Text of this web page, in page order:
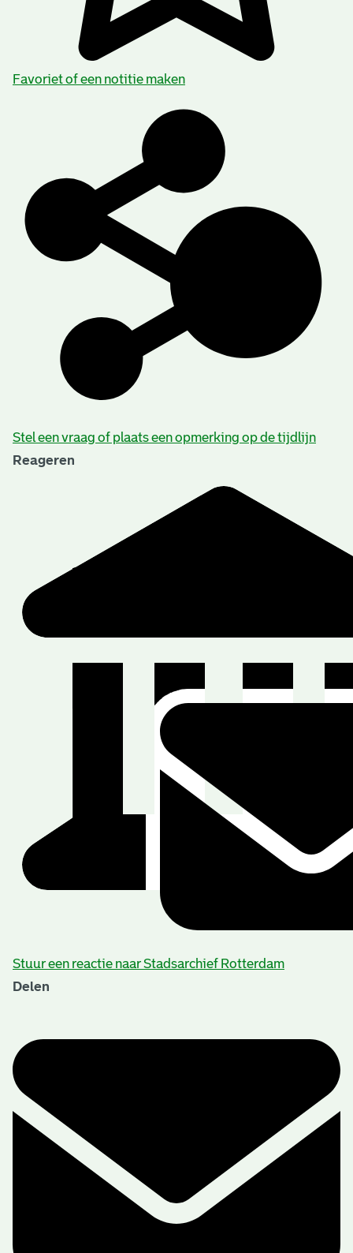
Favoriet of een notitie maken
Stel een vraag of plaats een opmerking op de tijdlijn
Reageren
Stuur een reactie naar Stadsarchief Rotterdam
Delen